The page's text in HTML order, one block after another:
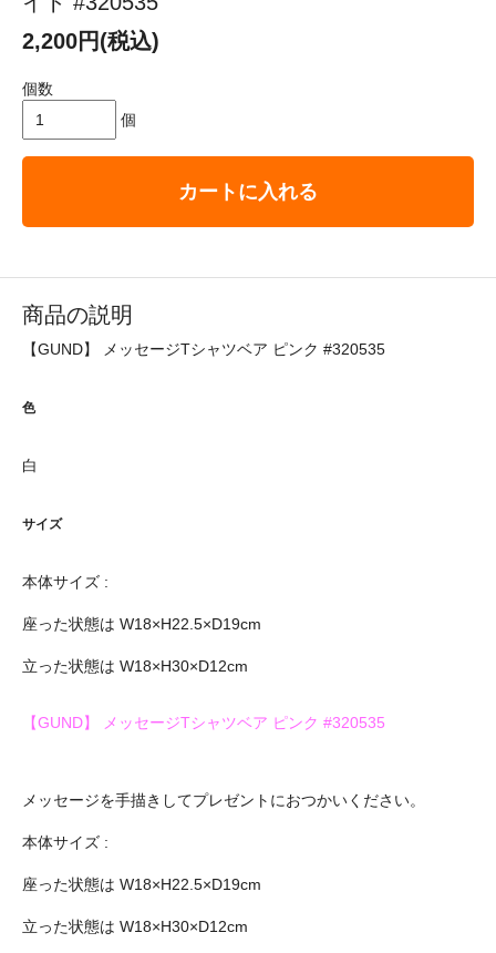
2,200円(税込)
個数
個
カートに入れる
商品の説明
【GUND】 メッセージTシャツベア ピンク #320535
色
白
サイズ
本体サイズ :
座った状態は W18×H22.5×D19cm
立った状態は W18×H30×D12cm
【GUND】 メッセージTシャツベア ピンク #320535
メッセージを手描きしてプレゼントにおつかいください。
本体サイズ :
座った状態は W18×H22.5×D19cm
立った状態は W18×H30×D12cm